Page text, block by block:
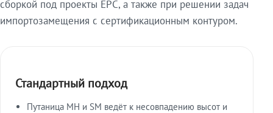
сборкой под проекты EPC, а также при решении задач
импортозамещения с сертификационным контуром.
Стандартный подход
Путаница МН и SM ведёт к несовпадению высот и